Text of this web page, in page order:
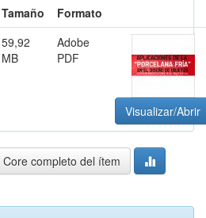
Tamaño
Formato
59,92
MB
Adobe
PDF
Visualizar/Abrir
completo del ítem